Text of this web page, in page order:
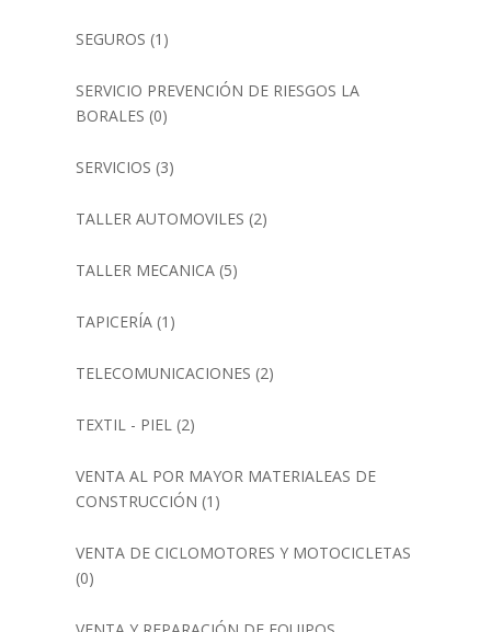
SEGUROS (1)
SERVICIO PREVENCIÓN DE RIESGOS LA
BORALES (0)
SERVICIOS (3)
TALLER AUTOMOVILES (2)
TALLER MECANICA(5)
TAPICERÍA(1)
TELECOMUNICACIONES (2)
TEXTIL - PIEL(2)
VENTA AL POR MAYOR MATERIALEAS DE
CONSTRUCCIÓN (1)
VENTA DE CICLOMOTORES Y MOTOCICLETAS
(0)